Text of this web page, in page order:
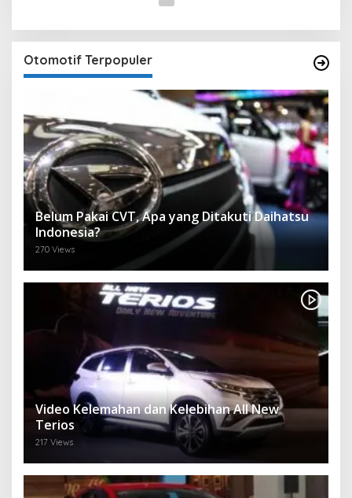
Otomotif Terpopuler
Belum Pakai CVT, Apa yang Ditakuti Daihatsu
Indonesia?
270 Views
Video Kelemahan dan Kelebihan All New
Terios
217 Views